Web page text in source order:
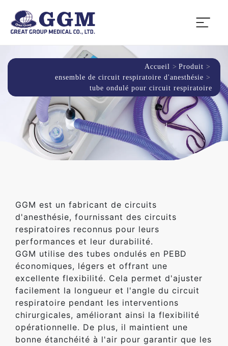
Accueil
Produit
ensemble de circuit respiratoire d'anesthésie
tube ondulé pour circuit respiratoire
GGM est un fabricant de circuits
d'anesthésie, fournissant des circuits
respiratoires reconnus pour leurs
performances et leur durabilité.
GGM utilise des tubes ondulés en PEBD
économiques, légers et offrant une
excellente flexibilité. Cela permet d'ajuster
facilement la longueur et l'angle du circuit
respiratoire pendant les interventions
chirurgicales, améliorant ainsi la flexibilité
opérationnelle. De plus, il maintient une
bonne étanchéité à l'air pour garantir que les